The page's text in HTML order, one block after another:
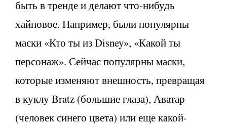
быть в тренде и делают что-нибудь
хайповое. Например, были популярны
маски «Кто ты из Disney», «Какой ты
персонаж». Сейчас популярны маски,
которые изменяют внешность, превращая
в куклу Bratz (большие глаза), Аватар
(человек синего цвета) или еще какой-